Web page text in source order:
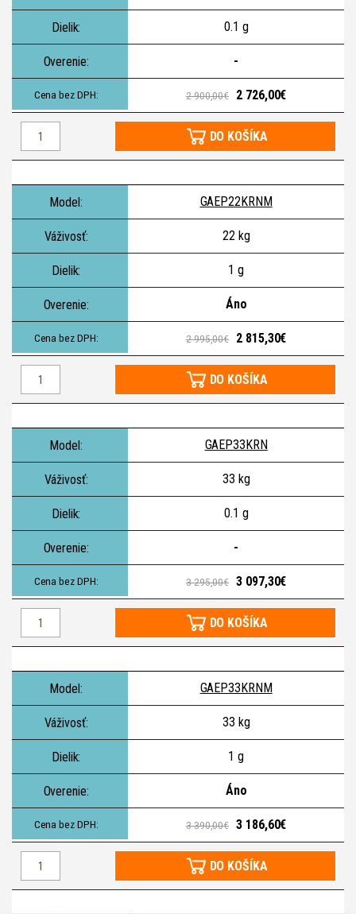
0.1 g
-
2 900,00€ 2 726,00€
DO KOŠÍKA
GAEP22KRNM
22 kg
1 g
Áno
2 995,00€ 2 815,30€
DO KOŠÍKA
GAEP33KRN
33 kg
0.1 g
-
3 295,00€ 3 097,30€
DO KOŠÍKA
GAEP33KRNM
33 kg
1 g
Áno
3 390,00€ 3 186,60€
DO KOŠÍKA